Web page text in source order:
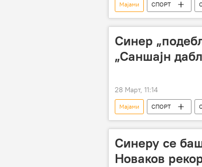
Мајами СПОРТ
Синер
„Саншајн
28 Март, 11:14
Мајами СПОРТ
Синеру се
Новаков